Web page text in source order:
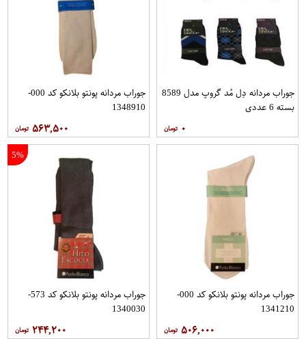
جوراب مردانه دِل مُد گروپ مدل 8589
بسته 6 عددی
۰
جوراب مردانه پونتو بلانکو کد 000-
1348910
۵۶۳,۵۰۰
جوراب مردانه پونتو بلانکو کد 000-
1341210
۵۰۶,۰۰۰
5%
جوراب مردانه پونتو بلانکو کد 573-
1340030
۲۴۴,۲۰۰